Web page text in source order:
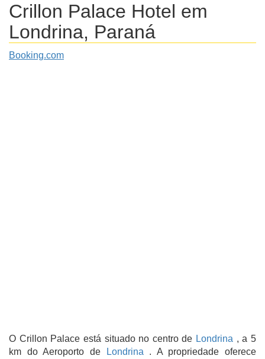
Crillon Palace Hotel em
Londrina, Paraná
Booking.com
O Crillon Palace está situado no centro de Londrina , a 5
km do Aeroporto de
Londrina . A propriedade oferece